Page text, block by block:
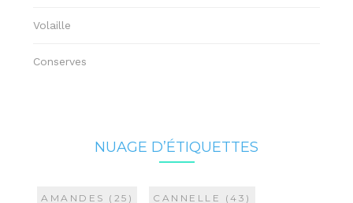
Volaille
Conserves
NUAGE D’ÉTIQUETTES
AMANDES (25) CANNELLE (43)